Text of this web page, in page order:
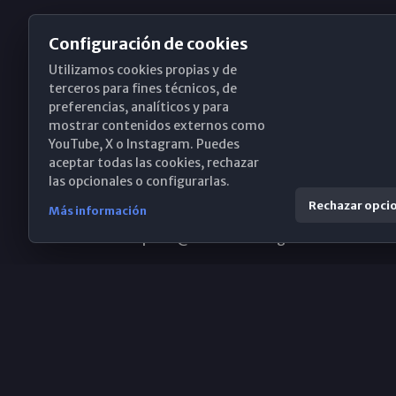
Obispado de Málaga
Santa María, 18-20. 29015 Málaga
(+34) 952 224 386
Configuración de cookies
Utilizamos cookies propias y de
terceros para fines técnicos, de
preferencias, analíticos y para
mostrar contenidos externos como
YouTube, X o Instagram. Puedes
aceptar todas las cookies, rechazar
las opcionales o configurarlas.
Más información Rechazar